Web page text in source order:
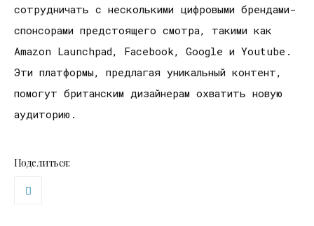
сотрудничать с несколькими цифровыми брендами-
спонсорами предстоящего смотра, такими как
Amazon Launchpad, Facebook, Google и Youtube.
Эти платформы, предлагая уникальный контент,
помогут британским дизайнерам охватить новую
аудиторию.
Поделиться: